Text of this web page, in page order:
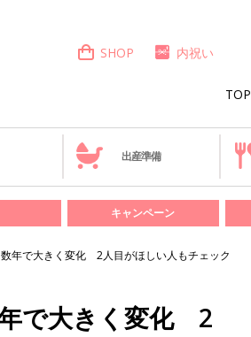
TOP
SHOP 内祝い
出産準備
キャンペーン
年で大きく変化 2人目がほしい人もチェック
で大きく変化 2